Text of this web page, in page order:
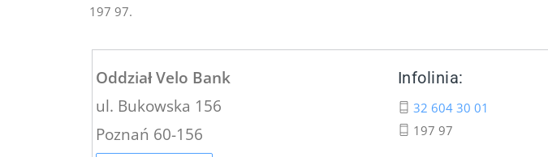
197 97.
Oddział Velo Bank
ul. Bukowska 156
Poznań 60-156
Infolinia:
32 604 30 01
197 97